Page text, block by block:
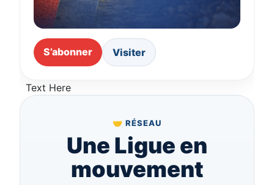
S’abonner Visiter
Text Here
🤝 RÉSEAU
Une Ligue en
mouvement